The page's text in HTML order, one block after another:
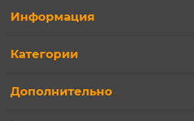
Информация
Категории
Дополнительно